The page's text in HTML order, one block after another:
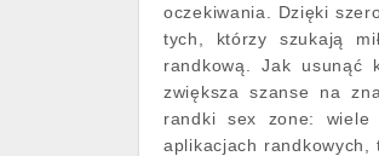
oczekiwania. Dzięki
tych, którzy szukają
randkową. Jak
zwiększa szanse na
randki sex zone: wiele
aplikacjach randkowych,